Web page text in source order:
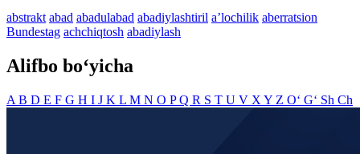
abstrakt abad abadulabad abadiylashtiril aʼlochilik aberratsion
Bundestag achchiqtosh abadiylash
Alifbo bo‘yicha
A B D E F G H I J K L M N O PQ R S T U V X Y Z O‘ G‘ Sh Ch